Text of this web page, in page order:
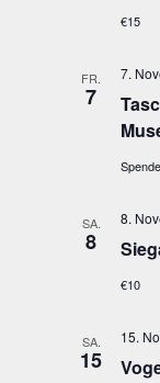
€15
FR.
7
7.
Spende
SA.
8
8.
€10
SA.
15
15.